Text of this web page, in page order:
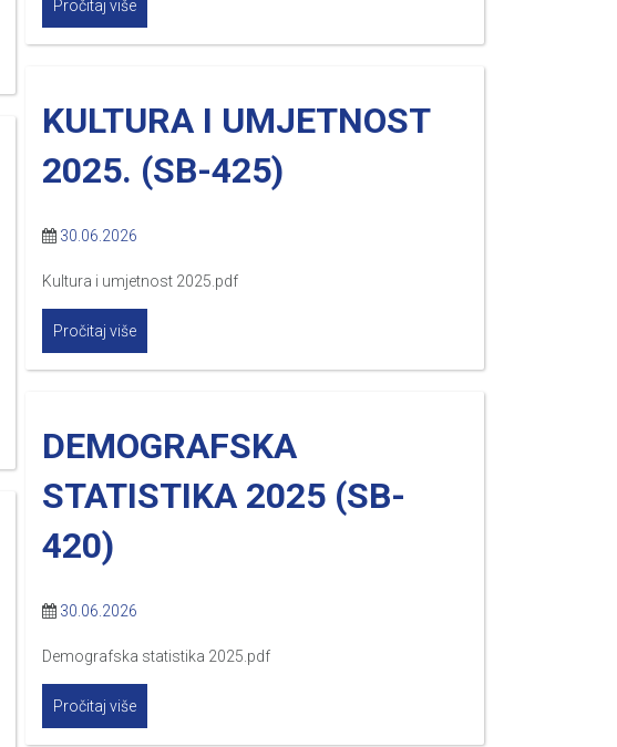
Pročitaj više
KULTURA I UMJETNOST
2025. (SB-425)
30.06.2026
Kultura i umjetnost 2025.pdf
Pročitaj više
DEMOGRAFSKA
STATISTIKA 2025 (SB-
420)
30.06.2026
Demografska statistika 2025.pdf
Pročitaj više